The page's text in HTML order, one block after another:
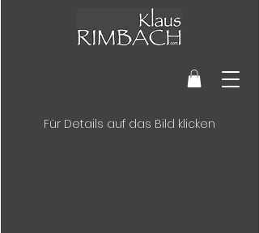
Für Details auf das Bild klicken